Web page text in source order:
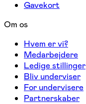
Gavekort
Om os
Hvem er vi?
Medarbejdere
Ledige stillinger
Bliv underviser
For undervisere
Partnerskaber